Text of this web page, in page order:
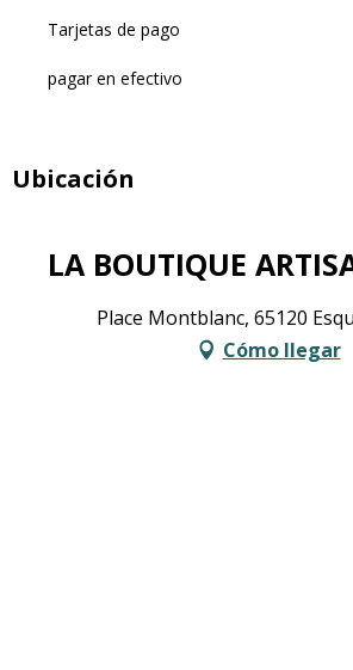
Tarjetas de pago
pagar en efectivo
Ubicación
LA BOUTIQUE
Place Montblanc, 65120
Cómo llegar